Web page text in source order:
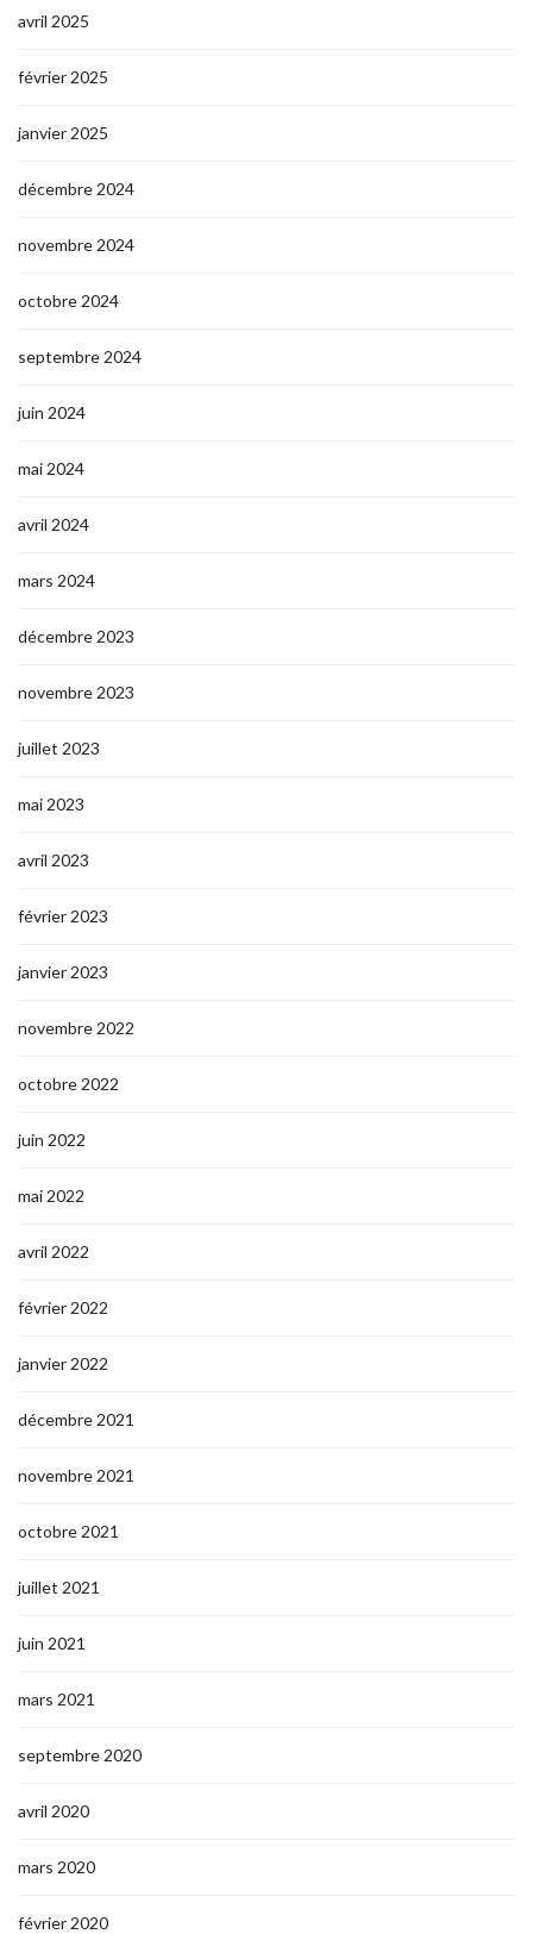
avril 2025
février 2025
janvier 2025
décembre 2024
novembre 2024
octobre 2024
septembre 2024
juin 2024
mai 2024
avril 2024
mars 2024
décembre 2023
novembre 2023
juillet 2023
mai 2023
avril 2023
février 2023
janvier 2023
novembre 2022
octobre 2022
juin 2022
mai 2022
avril 2022
février 2022
janvier 2022
décembre 2021
novembre 2021
octobre 2021
juillet 2021
juin 2021
mars 2021
septembre 2020
avril 2020
mars 2020
février 2020